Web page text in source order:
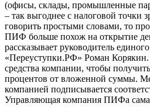
(офисы, склады, промышленные
– так выгоднее с налоговой точки
говорить простыми словами, то
ПИФ больше похож на открытие
рассказывает руководитель
«Переуступки.РФ» Роман Корякин.
средства компании, чтобы
процентов от вложенной суммы.
компанией подписывается
Управляющая компания ПИФа сама